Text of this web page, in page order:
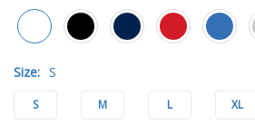
Size: S
S M L XL